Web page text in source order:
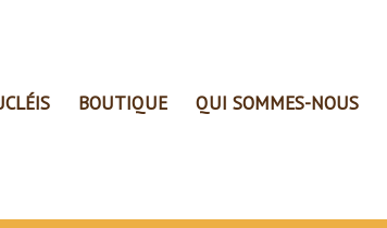
BOUTIQUE QUI SOMMES-NOUS